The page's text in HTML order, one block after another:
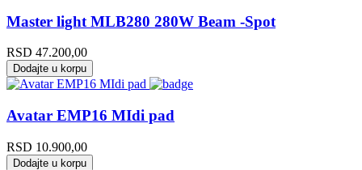
Master light MLB280 280W Beam -Spot
RSD 47.200,00
Dodajte u korpu
Avatar EMP16 MIdi pad
RSD 10.900,00
Dodajte u korpu